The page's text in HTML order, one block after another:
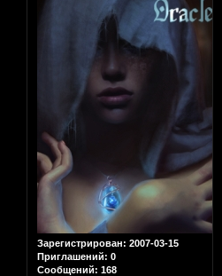
Зарегистрирован: 2007-03-15
Приглашений: 0
Сообщений: 168